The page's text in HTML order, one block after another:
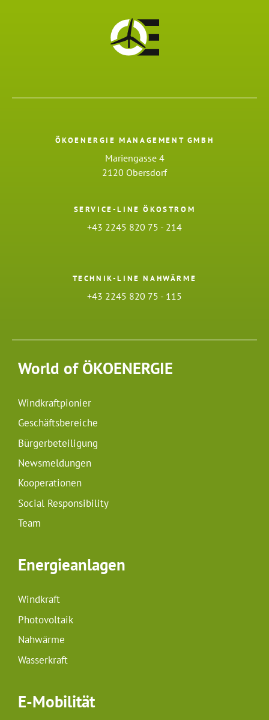
ÖKOENERGIE MANAGEMENT GMBH
Mariengasse 4
2120 Obersdorf
SERVICE-LINE ÖKOSTROM
+43 2245 820 75 - 214
TECHNIK-LINE NAHWÄRME
+43 2245 820 75 - 115
World of ÖKOENERGIE
Windkraftpionier
Geschäftsbereiche
Bürgerbeteiligung
Newsmeldungen
Kooperationen
Social Responsibility
Team
Energieanlagen
Windkraft
Photovoltaik
Nahwärme
Wasserkraft
E-Mobilität